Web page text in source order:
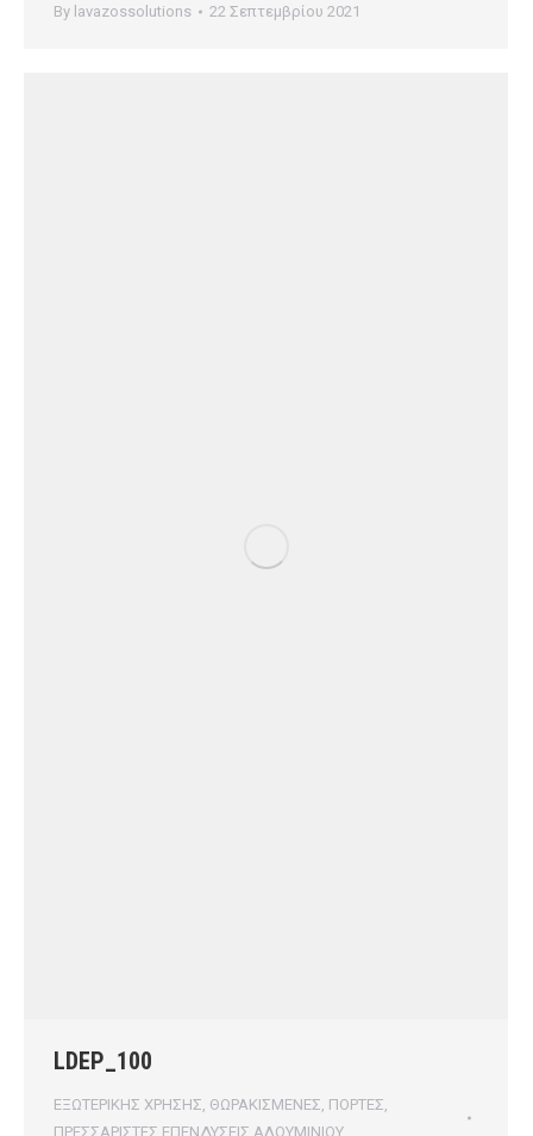
By lavazossolutions 22 Σεπτεμβρίου 2021
LDEP_100
ΕΞΩΤΕΡΙΚΗΣ ΧΡΗΣΗΣ ΘΩΡΑΚΙΣΜΕΝΕΣ ΠΟΡΤΕΣ
ΠΡΕΣΣΑΡΙΣΤΕΣ ΕΠΕΝΔΥΣΕΙΣ ΑΛΟΥΜΙΝΙΟΥ